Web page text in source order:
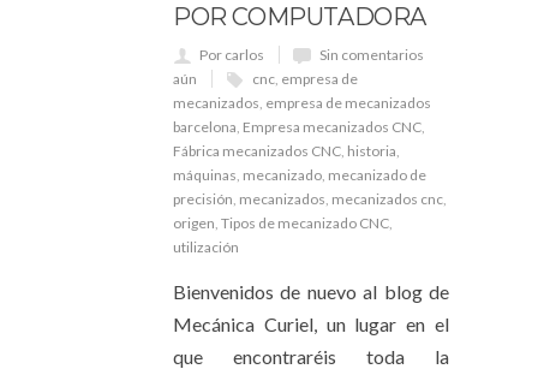
POR COMPUTADORA
Por carlos
Sin comentarios
aún
cnc, empresa de
mecanizados, empresa de mecanizados
barcelona, Empresa mecanizados CNC,
Fábrica mecanizados CNC, historia,
máquinas, mecanizado, mecanizado de
precisión, mecanizados, mecanizados cnc,
origen, Tipos de mecanizado CNC,
utilización
Bienvenidos de nuevo al blog de
Mecánica Curiel, un lugar en el
que encontraréis toda la